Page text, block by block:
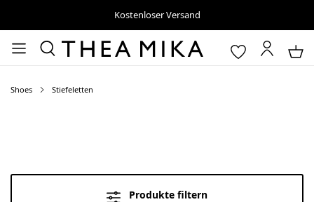
Kostenloser Versand
Shoes Stiefeletten
Produkte filtern